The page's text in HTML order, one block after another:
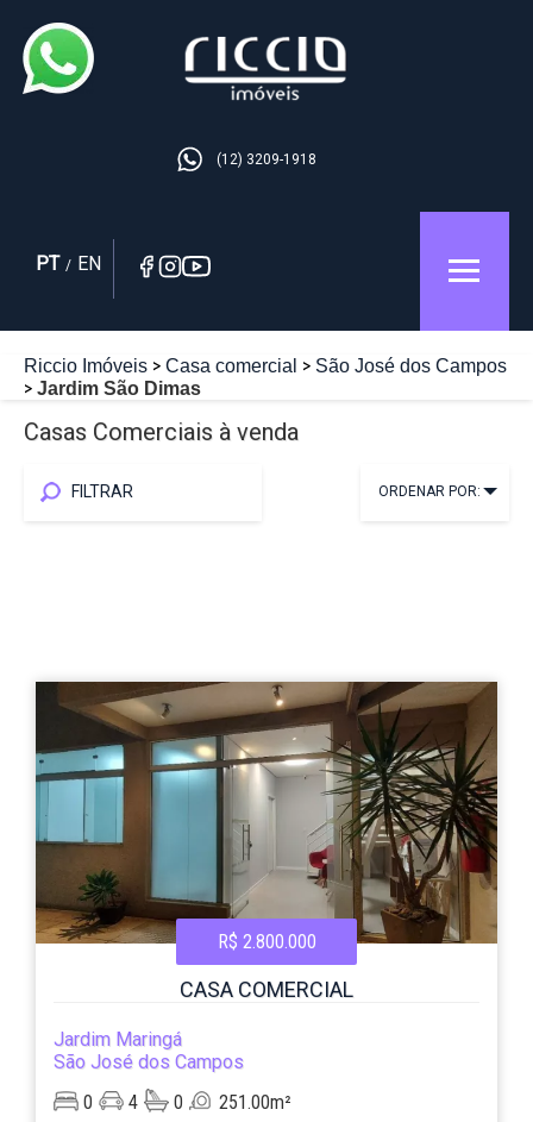
(12) 3209-1918
PT / EN
Riccio Imóveis Casa comercial
São José dos Campos
Jardim São Dimas
Casas Comerciais à venda
FILTRAR ORDENAR POR:
R$ 2.800.000
CASA COMERCIAL
Jardim Maringá
São José dos Campos
0
4 0 251.00m²